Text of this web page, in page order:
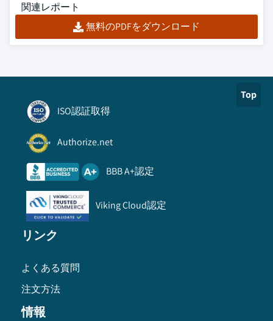
関連レポート
無料のPDFをダウンロード
Top
ISO認証取得
Authorize.net
BBB A+認定
Viking Cloud認定
リンク
よくある質問
注文方法
情報